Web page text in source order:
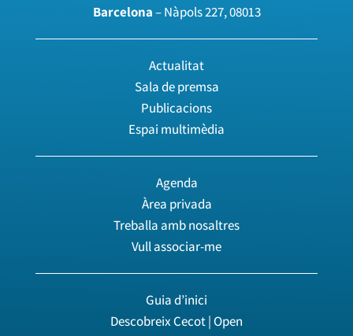
Barcelona– Nàpols 227, 08013
Actualitat
Sala de premsa
Publicacions
Espai multimèdia
Agenda
Àrea privada
Treballa amb nosaltres
Vull associar-me
Guia d’inici
Descobreix Cecot | Open